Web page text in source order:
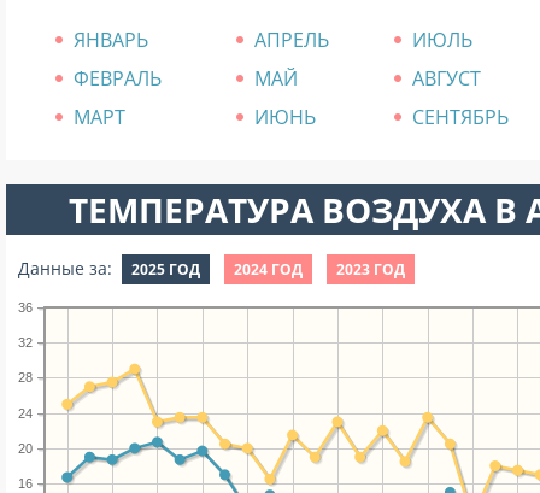
ЯНВАРЬ АПРЕЛЬ
ИЮЛЬ
ФЕВРАЛЬ
МАЙ
АВГУСТ
МАРТ
ИЮНЬ СЕНТЯБРЬ
ТЕМПЕРАТУРА ВОЗДУХА В
Данные за: 2025 ГОД 2024 ГОД 2023 ГОД
16
20
24
28
32
36